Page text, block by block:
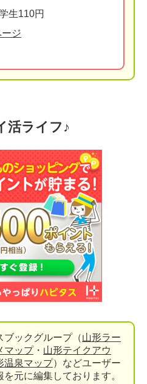
生110円
ジ
活ライフ♪
ブックグループ（山形ラー
マップ・ 山形テイクアウ
温泉マップ）などユーザー
元に編集しております。